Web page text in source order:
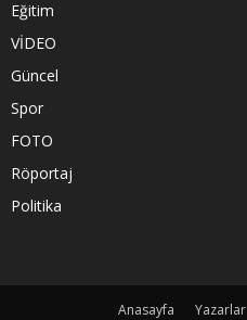
Eğitim
VİDEO
Güncel
Spor
FOTO
Röportaj
Politika
Anasayfa Yazarlar